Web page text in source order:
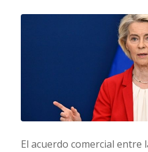
El acuerdo comercial entre